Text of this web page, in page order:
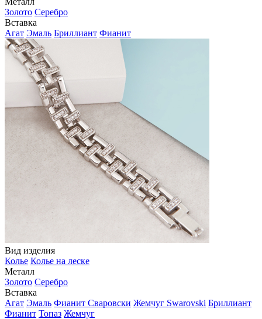
Золото Серебро
Вставка
Агат Эмаль Бриллиант Фианит
Вид изделия
Колье Колье на леске
Металл
Золото Серебро
Вставка
Агат Эмаль Фианит Сваровски Жемчуг Swarovski Бриллиант
Фианит Топаз Жемчуг